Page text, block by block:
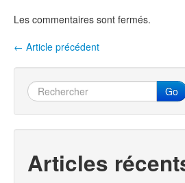
o
o
k
Les commentaires sont fermés.
Navigation entre les
← Article précédent
Go
Articles